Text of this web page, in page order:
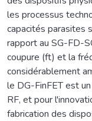
les processus
capacités parasites
rapport au SG-FD-
coupure (ft) et la
considérablement
le DG-FinFET est
RF, et pour
fabrication des